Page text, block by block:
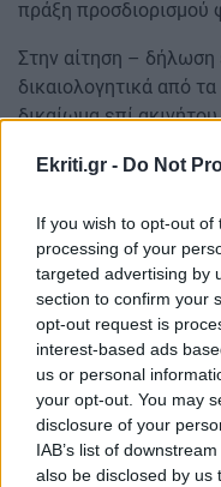
Ekriti.gr - Do Not
If you wish to opt-out
processing of your
targeted advertising by
section to confirm your
opt-out request is
interest-based ads
us or personal
your opt-out. You may
disclosure of your
IAB’s list of
also be disclosed by us
πράξη προσδιορισμού
Στην αίτηση – δήλωση
δικαιολογητικά από
δικαίωμα επί
στοιχείων μίσθωσης
προκύπτει ότι το
διάστημα
που προηγείται του
β) λοιπά
αποδεικνύεται ότι
την επιβολή
Εάν η αίτηση γίνει